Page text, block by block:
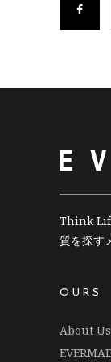
Think
質を探す
OURS
About Us